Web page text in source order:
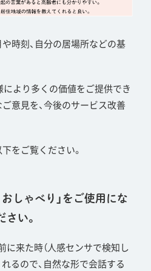
時刻、自分の居場所などの基
により多くの価値をご提供でき
意見を、今後のサービス改善
をご覧ください。
しゃべり」をご使用にな
い。
に来た時（人感センサで検知し
るので、自然な形で会話する